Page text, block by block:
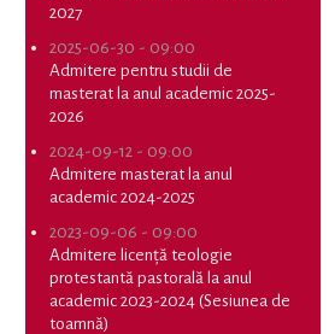
2027
2025-06-30 - 09:00
Admitere pentru studii de
masterat la anul academic 2025-
2026
2024-09-12 - 09:00
Admitere masterat la anul
academic 2024-2025
2023-09-06 - 09:00
Admitere licență teologie
protestantă pastorală la anul
academic 2023-2024 (Sesiunea de
toamnă)